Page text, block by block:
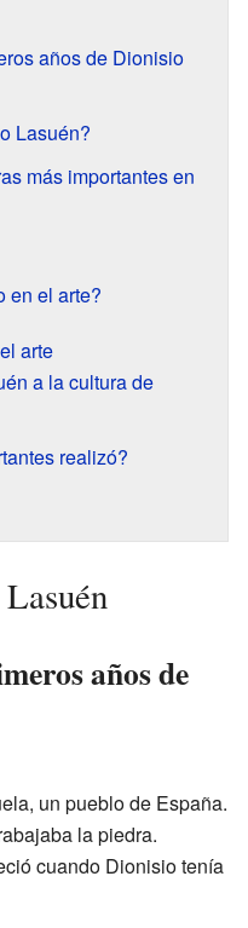
años de Dionisio
Lasuén?
más importantes en
en el arte?
arte
a la cultura de
realizó?
años de
un pueblo de España.
la piedra.
cuando Dionisio tenía